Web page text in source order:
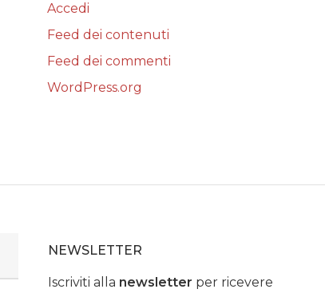
Accedi
Feed dei contenuti
Feed dei commenti
WordPress.org
NEWSLETTER
Iscriviti alla newsletter per ricevere